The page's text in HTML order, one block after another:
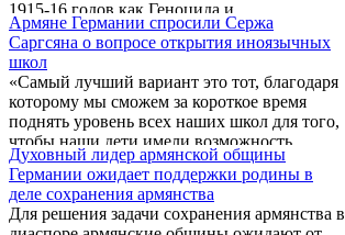
1915-16 годов как Геноцида и
подтверждения того, что Федеративная
Республика Германия ответственна за
Геноцид армян, поскольку, согласно
Немецкому федеральному
конституционному суду, она является
правопреемницей Второго Немецкого
Рейха (Кайзеровской Германии).
Соответствующий иск адвокат подал в
Административный суд Берлина 21 июня.
Армяне Германии спросили Сержа
Саргсяна о вопросе открытия иноязычных
школ
«Самый лучший вариант это тот, благодаря
которому мы сможем за короткое время
поднять уровень всех наших школ для того,
чтобы наши дети имели возможность
получить современные
конкурентоспособные знания. Но, вместе с
тем, почему мы должны исключать
существование нескольких частных школ,
Духовный лидер армянской общины
Германии ожидает поддержки родины в
деле сохранения армянства
Для решения задачи сохранения армянства в